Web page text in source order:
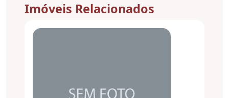
Imóveis Relacionados